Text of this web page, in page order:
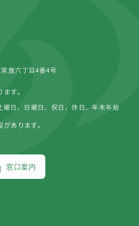
盤六丁目4番4号
す。
窓口案内
曜日、日曜日、祝日、休日、年末年始
あります。